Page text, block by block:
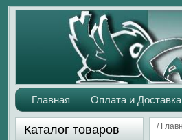
Главная Оплата и Доставка
/
Каталог товаров